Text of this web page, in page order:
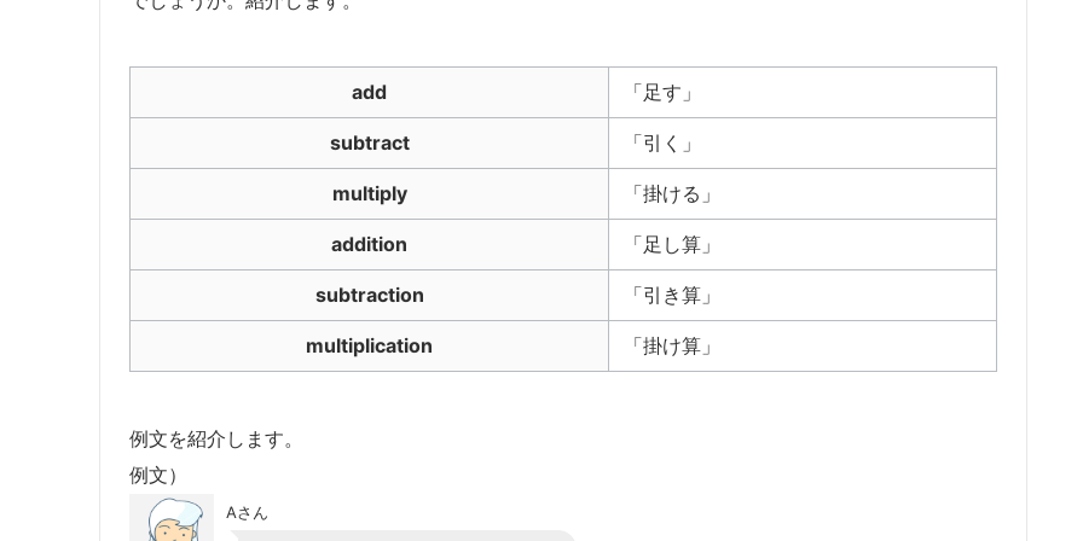
add 「足す」
subtract 「引く」
multiply 「掛ける」
addition 「足し算」
subtraction 「引き算」
multiplication 「掛け算」
例文を紹介します。
例文）
Aさん